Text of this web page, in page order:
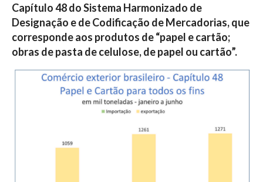
Capítulo 48 do Sistema Harmonizado de
Designação e de Codificação de Mercadorias, que
corresponde aos produtos de “papel e cartão;
obras de pasta de celulose, de papel ou cartão”.